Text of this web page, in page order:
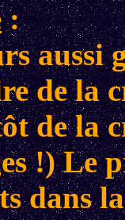
:
aussi
de la
de la
!) Le
dans